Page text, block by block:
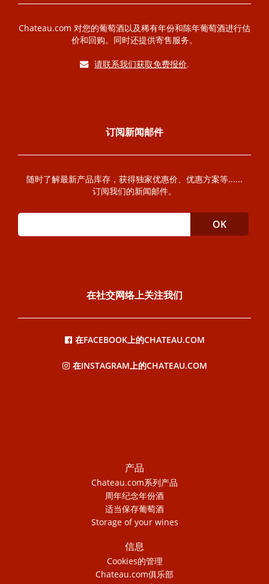
Chateau.com 对您的葡萄酒以及稀有年份和陈年葡萄酒进行估
价和回购。同时还提供寄售服务。
请联系我们获取免费报价.
订阅新闻邮件
随时了解最新产品库存，获得独家优惠价、优惠方案等......
订阅我们的新闻邮件。
在社交网络上关注我们
在FACEBOOK上的CHATEAU.COM
在INSTAGRAM上的CHATEAU.COM
产品
Chateau.com系列产品
周年纪念年份酒
适当保存葡萄酒
Storage of your wines
信息
Cookies的管理
Chateau.com俱乐部